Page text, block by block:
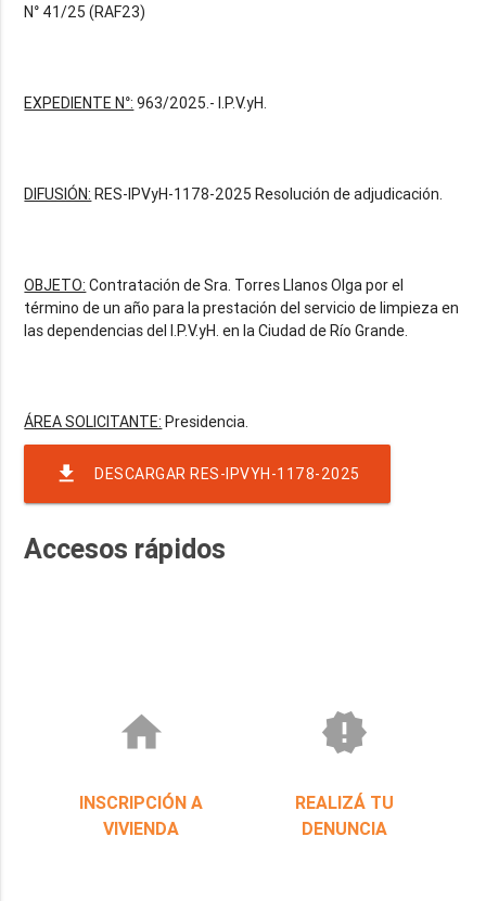
N° 41/25 (RAF23)
EXPEDIENTE N°: 963/2025.- I.P.V.yH.
DIFUSIÓN: RES-IPVyH-1178-2025 Resolución de adjudicación.
OBJETO: Contratación de Sra. Torres Llanos Olga por el
término de un año para la prestación del servicio de limpieza en
las dependencias del I.P.V.yH. en la Ciudad de Río Grande.
ÁREA SOLICITANTE:
file_download DESCARGAR RES-IPVYH-1178-2025
Accesos rápidos
home
INSCRIPCIÓN A
VIVIENDA
new_releases
REALIZÁ TU
DENUNCIA